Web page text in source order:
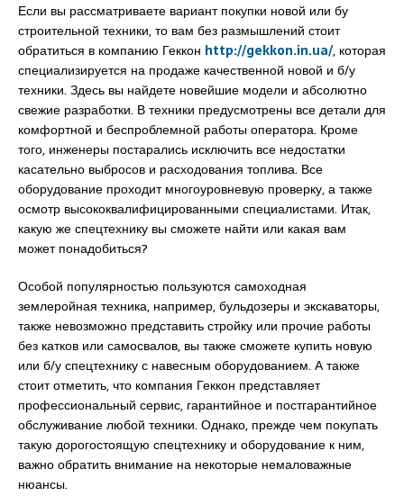
Если вы рассматриваете вариант покупки новой или бу
строительной техники, то вам без размышлений стоит
обратиться в компанию Геккон http://gekkon.in.ua/, которая
специализируется на продаже качественной новой и б/у
техники. Здесь вы найдете новейшие модели и абсолютно
свежие разработки. В техники предусмотрены все детали для
комфортной и беспроблемной работы оператора. Кроме
того, инженеры постарались исключить все недостатки
касательно выбросов и расходования топлива. Все
оборудование проходит многоуровневую проверку, а также
осмотр высококвалифицированными специалистами. Итак,
какую же спецтехнику вы сможете найти или какая вам
может понадобиться?
Особой популярностью пользуются самоходная
землеройная техника, например, бульдозеры и экскаваторы,
также невозможно представить стройку или прочие работы
без катков или самосвалов, вы также сможете купить новую
или б/у спецтехнику с навесным оборудованием. А также
стоит отметить, что компания Геккон представляет
профессиональный сервис, гарантийное и постгарантийное
обслуживание любой техники. Однако, прежде чем покупать
такую дорогостоящую спецтехнику и оборудование к ним,
важно обратить внимание на некоторые немаловажные
нюансы.